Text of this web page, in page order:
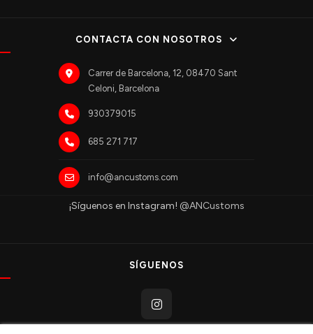
CONTACTA CON NOSOTROS
Carrer de Barcelona, 12, 08470 Sant
Celoni, Barcelona
930379015
685 271 717
info@ancustoms.com
¡Síguenos en Instagram! @ANCustoms
SÍGUENOS